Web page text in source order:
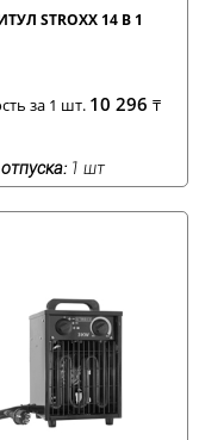
STROXX 14 В 1
за 1 шт. 10 296₸
1 шт